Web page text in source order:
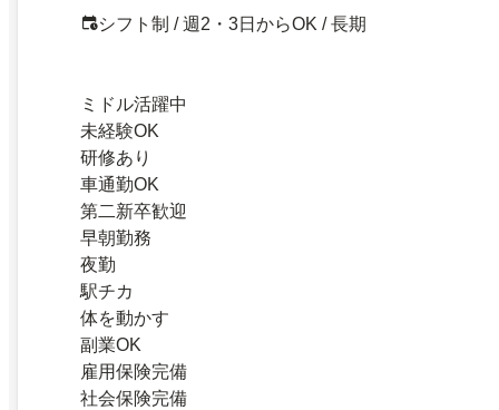
シフト制 / 週2・3日からOK / 長期
ミドル活躍中
未経験OK
研修あり
車通勤OK
第二新卒歓迎
早朝勤務
夜勤
駅チカ
体を動かす
副業OK
雇用保険完備
社会保険完備